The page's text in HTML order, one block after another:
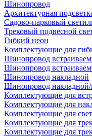
Шинопровод
Архитектурная
Садово-парковый
Трековый подвесной
Гибкий неон
Комплектующие для
Шинопровод
Шинопровод
Шинопровод накладной
Шинопровод накладной/
Комплектующие для
Комплектующие для
Комплектующие для
Комплектующие для
Комплектующие для